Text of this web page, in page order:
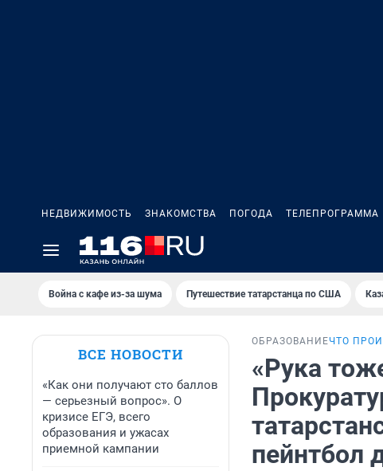
НЕДВИЖИМОСТЬ ЗНАКОМСТВА ПОГОДА ТЕЛЕПРОГРАММА
Война с кафе из-за шума Путешествие татарстанца по США
ВСЕ НОВОСТИ
«Как они получают сто баллов
— серьезный вопрос». О
кризисе ЕГЭ, всего
образования и ужасах
приемной кампании
ОБРАЗОВАНИЕЧТО
«Рука
пейнтбол